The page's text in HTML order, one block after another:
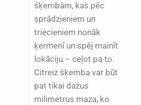
šķembām, kas pēc
sprādzieniem un
triecieniem nonāk
ķermenī un spēj mainīt
lokāciju – ceļot pa to.
Citreiz šķemba var būt
pat tikai dažus
milimetrus maza, ko